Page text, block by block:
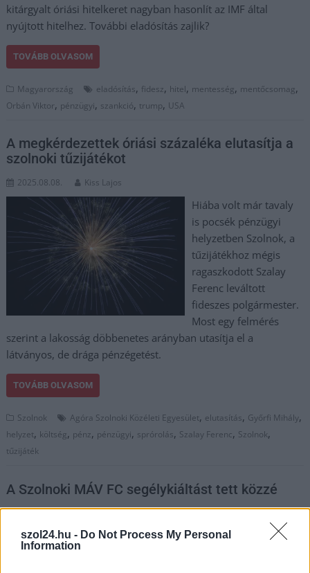
szol24.hu - Do Not Process My Personal
Information
kitárgyalt óriási hitelkeret nagyban hasonlít az IMF által
nyújtott hitelhez. További eladósítás zajlik?
TOVÁBB OLVASOM
Magyarország eladósítás, fidesz, hitel, mentesség, mentőcsomag,
Orbán Viktor, pénzügyi, szankció, trump, USA
A megkérdezettek óriási százaléka elutasítja a
szolnoki tűzijátékot
2025.08.08. Kiss Lajos
Hiába volt már tavaly
is pocsék pénzügyi
helyzetben Szolnok, a
tűzijátékhoz mégis
ragaszkodott Szalay
Ferenc leváltott
fideszes polgármester.
Most egy felmérés
szerint a lakosság döbbenetes arányban utasítja el a
látványos, de drága pénzégetést.
TOVÁBB OLVASOM
Szolnok Agóra Szolnoki Közéleti Egyesület, elutasítás, Győrfi Mihály,
helyzet, költség, pénz, pénzügyi, sprórolás, Szalay Ferenc, Szolnok,
tűzijáték
A Szolnoki MÁV FC segélykiáltást tett közzé
2025.04.14. Kiss Lajos
Nemrég még az volt a